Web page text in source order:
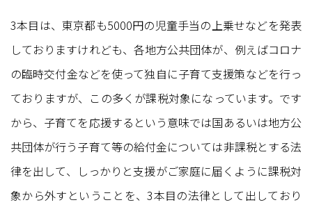
3本目は、東京都も5000円の児童手当の上乗せなどを発表
しておりますけれども、各地方公共団体が、例えばコロナ
の臨時交付金などを使って独自に子育て支援策などを行っ
ておりますが、この多くが課税対象になっています。です
から、子育てを応援するという意味では国あるいは地方公
共団体が行う子育て等の給付金については非課税とする法
律を出して、しっかりと支援がご家庭に届くように課税対
象から外すということを、3本目の法律として出しており